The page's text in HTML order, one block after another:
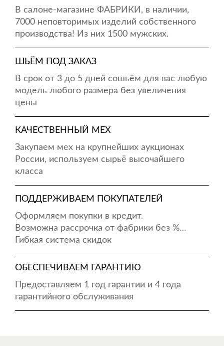
В салоне-магазине ФАБРИКИ, в наличии,
7000 неповторимых изделий собственного
производства! Из них 1500 мужских.
ШЬЁМ ПОД ЗАКАЗ
В срок от 3 до 5 дней сошьём для вас любую
модель любого размера без увеличения
цены
КАЧЕСТВЕННЫЙ МЕХ
Закупаем мех на крупнейших аукционах
России, используем сырьё высочайшего
класса
ПОДДЕРЖИВАЕМ ПОКУПАТЕЛЕЙ
Оформляем покупки в кредит.
Возможна рассрочка от фабрики без %…
Гибкая система скидок
ОБЕСПЕЧИВАЕМ ГАРАНТИЮ
Предоставляем 1 год гарантии и 4 года
гарантийного обслуживания